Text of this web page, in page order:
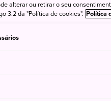
quem esteve no
experimentar os
alterar ou retirar o seu
3.2 da "Política de cookies". Política